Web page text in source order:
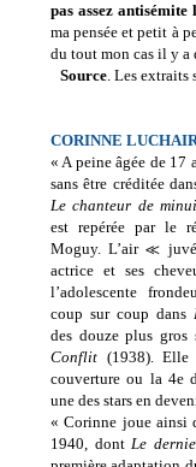
pas assez
ma pensée et petit à
du tout mon cas il y
Source. Les extraits
CORINNE
« A peine âgée de 17
sans être créditée
Le chanteur de
est repérée par le
Moguy. L’air ≪
actrice et ses
l’adolescente
coup sur coup dans
des douze plus gros
Conflit (1938).
couverture ou la 4e
une des stars en
« Corinne joue ainsi
1940, dontLe